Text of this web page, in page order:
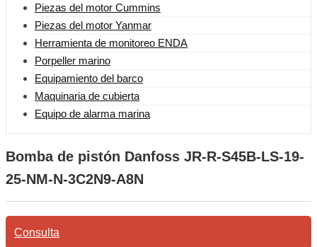
Piezas del motor Cummins
Piezas del motor Yanmar
Herramienta de monitoreo ENDA
Porpeller marino
Equipamiento del barco
Maquinaria de cubierta
Equipo de alarma marina
Bomba de pistón Danfoss JR-R-S45B-LS-19-
25-NM-N-3C2N9-A8N
Consulta